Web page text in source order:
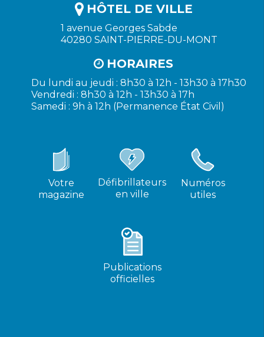
HÔTEL DE VILLE
1 avenue Georges Sabde
40280 SAINT-PIERRE-DU-MONT
HORAIRES
Du lundi au jeudi : 8h30 à 12h - 13h30 à 17h30
Vendredi : 8h30 à 12h - 13h30 à 17h
Samedi : 9h à 12h (Permanence État Civil)
Votre
magazine
Défibrillateurs
en ville
Numéros
utiles
Publications
officielles